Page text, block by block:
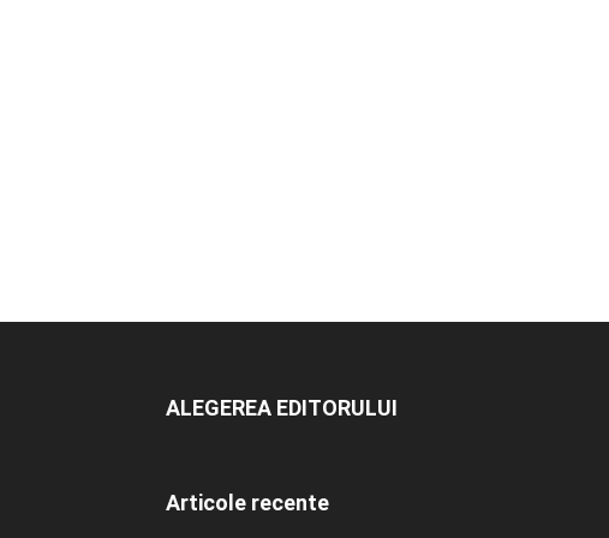
ALEGEREA EDITORULUI
Articole recente